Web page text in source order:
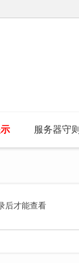
服务器守则
后才能查看